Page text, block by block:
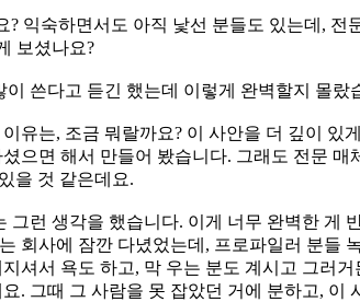
익숙하면서도 아직 낯선 분들도 있는데, 전
보셨나요?
쓴다고 듣긴 했는데 이렇게 완벽할지 몰랐
유는, 조금 뭐랄까요? 이 사안을 더 깊이 있
으면 해서 만들어 봤습니다. 그래도 전문 매
을 것 같은데요.
런 생각을 했습니다. 이게 너무 완벽한 게
회사에 잠깐 다녔었는데, 프로파일러 분들
셔서 욕도 하고, 막 우는 분도 계시고 그러
. 그때 그 사람을 못 잡았던 거에 분하고, 이